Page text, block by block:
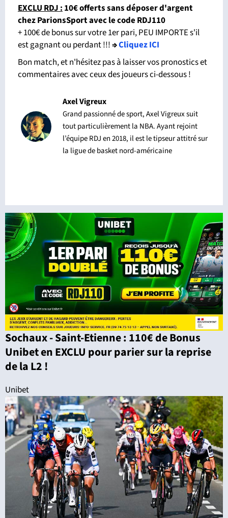
EXCLU RDJ :10€ offerts sans déposer d'argent
chez ParionsSport avec le code RDJ110
+ 100€ de bonus sur votre 1er pari, PEU IMPORTE s'il
est gagnant ou perdant !!!⇒Cliquez ICI
Bon match, et n'hésitez pas à laisser vos pronostics et
commentaires avec ceux des joueurs ci-dessous !
Axel Vigreux
Grand passionné de sport, Axel Vigreux suit
tout particulièrement la NBA. Ayant rejoint
l’équipe RDJ en 2018, il est le tipseur attitré sur
la ligue de basket nord-américaine
Sochaux - Saint-Etienne : 110€ de Bonus
Unibet en EXCLU pour parier sur la reprise
de la L2 !
Unibet